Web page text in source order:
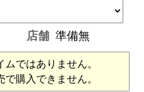
店舗 準備無
ではありません。
購入できません。